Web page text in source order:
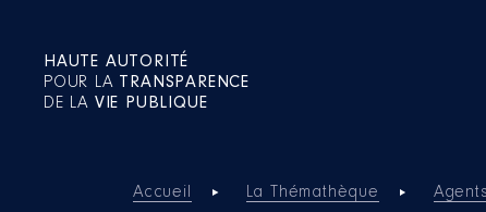
HAUTE AUTORITÉ
POUR LA TRANSPARENCE
DE LA VIE PUBLIQUE
Accueil La Thémathèque